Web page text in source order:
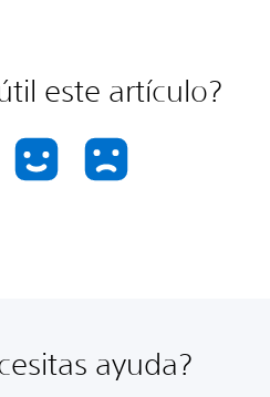
este artículo?
ayuda?